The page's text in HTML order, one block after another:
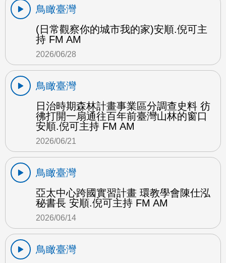
鳥瞰臺灣
(日常觀察你的城市我的家)安順.倪可主
持 FM AM
2026/06/28
鳥瞰臺灣
日治時期森林計畫事業區分調查史料 彷
彿打開一扇通往百年前臺灣山林的窗口
安順.倪可主持 FM AM
2026/06/21
鳥瞰臺灣
亞太中心跨國實習計畫 環教學會陳仕泓
秘書長 安順.倪可主持 FM AM
2026/06/14
鳥瞰臺灣